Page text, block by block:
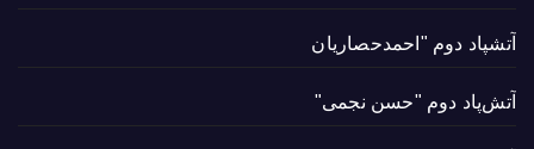
آتشپاد دوم "احمدحصاریان
آتش‌پاد دوم "حسن نجمی"